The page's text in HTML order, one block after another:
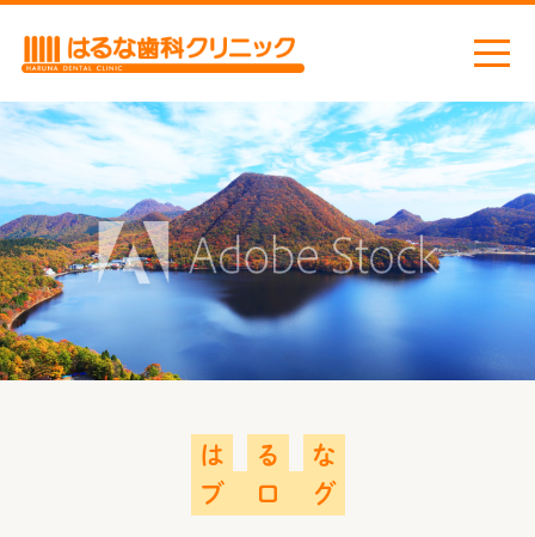
ホーム お知らせ
ごあいさつ
当院の取り組み
感染症対策
診療案内
は る
な
ブ
ロ グ